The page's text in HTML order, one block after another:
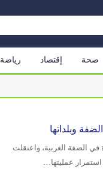
صحة إقتصاد رياضة
وبلداتها
الضفة الغربية، واعتقلت
استمرار عمليتها…